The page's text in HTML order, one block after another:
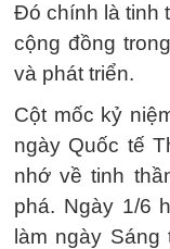
Đó chính là tinh
cộng đồng
và phát triển.
Cột mốc kỷ
ngày Quốc tế
nhớ về tinh
phá. Ngày 1/6
làm ngày